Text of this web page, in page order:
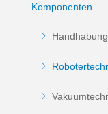
Komponenten